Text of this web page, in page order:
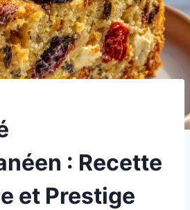
: Recette
et Prestige